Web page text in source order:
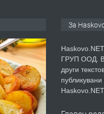
За
ГРУП ООД.
други